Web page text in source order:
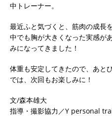
中トレーナー。
最近ふと気づくと、筋肉の成長
中でも胸が大きくなった実感が
みになってきました！
体重も安定してきたので、あと
では、次回もお楽しみに！
文/森本雄大
指導・撮影協力／Y personal